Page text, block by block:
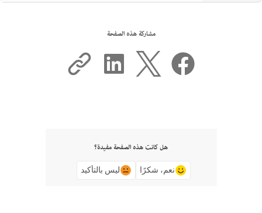
مشاركة هذه الصفحة
هل كانت هذه الصفحة مفيدة؟
نعم، شكرًا ليس بالتأكيد